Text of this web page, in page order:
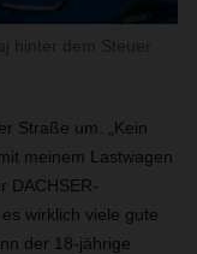
Straße um. „Kein
meinem Lastwagen
DACHSER-
wirklich viele gute
der 18-jährige